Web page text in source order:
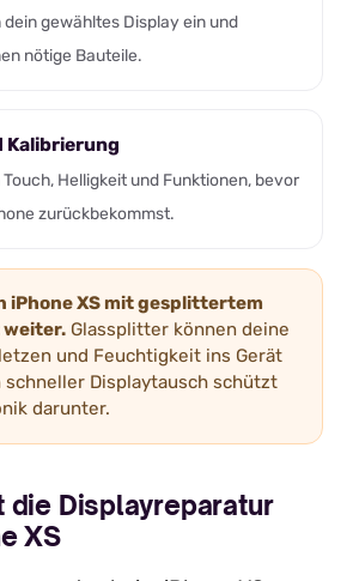
dein gewähltes Display ein und
nötige Bauteile.
Kalibrierung
Touch, Helligkeit und Funktionen, bevor
zurückbekommst.
iPhone XS mit gesplittertem
weiter. Glassplitter können deine
und Feuchtigkeit ins Gerät
schneller Displaytausch schützt
darunter.
die Displayreparatur
XS